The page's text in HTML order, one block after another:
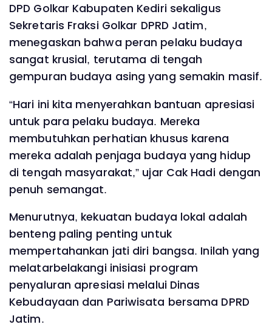
DPD Golkar Kabupaten Kediri sekaligus
Sekretaris Fraksi Golkar DPRD Jatim,
menegaskan bahwa peran pelaku budaya
sangat krusial, terutama di tengah
gempuran budaya asing yang semakin masif.
“Hari ini kita menyerahkan bantuan apresiasi
untuk para pelaku budaya. Mereka
membutuhkan perhatian khusus karena
mereka adalah penjaga budaya yang hidup
di tengah masyarakat,” ujar Cak Hadi dengan
penuh semangat.
Menurutnya, kekuatan budaya lokal adalah
benteng paling penting untuk
mempertahankan jati diri bangsa. Inilah yang
melatarbelakangi inisiasi program
penyaluran apresiasi melalui Dinas
Kebudayaan dan Pariwisata bersama DPRD
Jatim.